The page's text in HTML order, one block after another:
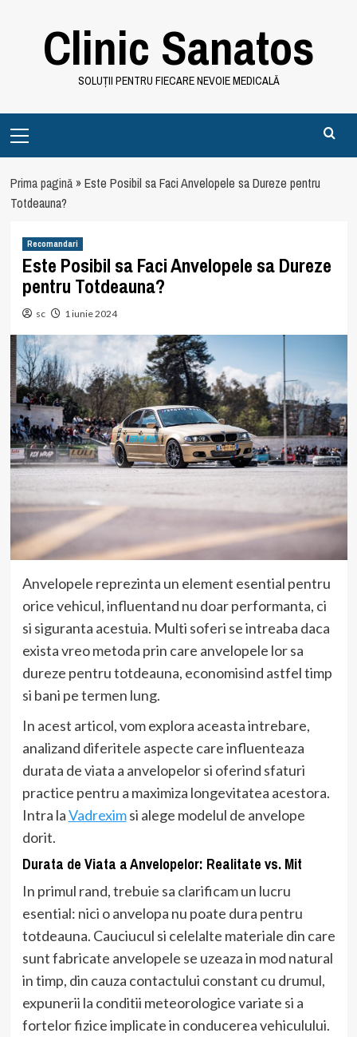
Clinic Sanatos
SOLUȚII PENTRU FIECARE NEVOIE MEDICALĂ
Menu
Prima pagină»Este Posibil sa Faci Anvelopele sa Dureze pentru
Totdeauna?
Recomandari
Este Posibil sa Faci Anvelopele sa Dureze
pentru Totdeauna?
sc 1 iunie 2024
Anvelopele reprezinta un element esential pentru
orice vehicul, influentand nu doar performanta, ci
si siguranta acestuia. Multi soferi se intreaba daca
exista vreo metoda prin care anvelopele lor sa
dureze pentru totdeauna, economisind astfel timp
si bani pe termen lung.
In acest articol, vom explora aceasta intrebare,
analizand diferitele aspecte care influenteaza
durata de viata a anvelopelor si oferind sfaturi
practice pentru a maximiza longevitatea acestora.
Intra laVadreximsi alege modelul de anvelope
dorit.
Durata de Viata a Anvelopelor: Realitate vs. Mit
In primul rand, trebuie sa clarificam un lucru
esential: nici o anvelopa nu poate dura pentru
totdeauna. Cauciucul si celelalte materiale din care
sunt fabricate anvelopele se uzeaza in mod natural
in timp, din cauza contactului constant cu drumul,
expunerii la conditii meteorologice variate si a
fortelor fizice implicate in conducerea vehiculului.